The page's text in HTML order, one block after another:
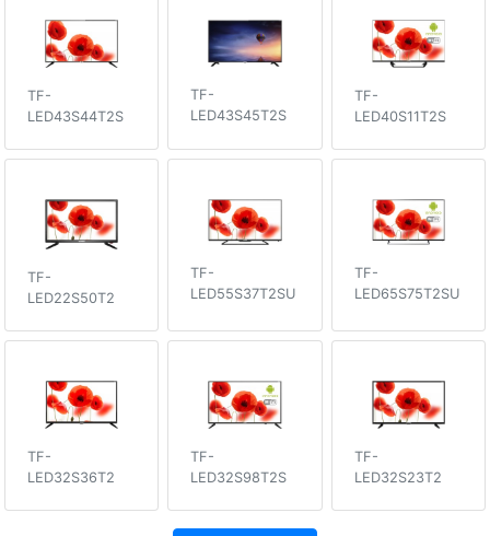
TF-
LED43S44T2S
TF-
LED43S45T2S
TF-
LED40S11T2S
TF-
LED22S50T2
TF-
LED55S37T2SU
TF-
LED65S75T2SU
TF-
LED32S36T2
TF-
LED32S98T2S
TF-
LED32S23T2